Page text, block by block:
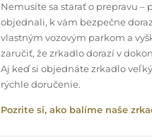
Nemusíte sa starať o prepravu –
objednali, k vám bezpečne
vlastným vozovým parkom a
zaručiť, že zrkadlo dorazí v
Aj keď si objednáte zrkadlo
rýchle doručenie.
Pozrite si, ako balíme naše